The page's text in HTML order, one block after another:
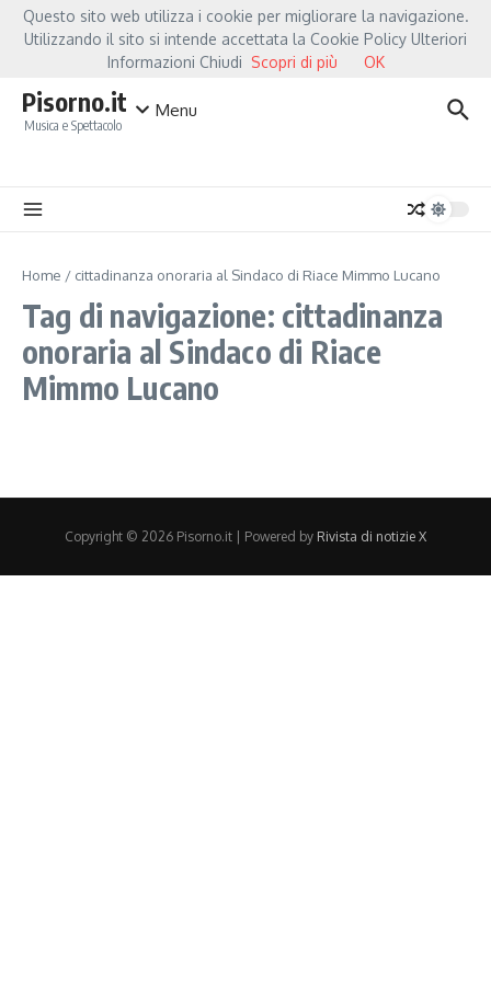
Salta al contenuto
Hot NewsFiorella Mannoia, a Capannori nasce “Anime Salve”: la data zero è
Pisorno.it
Musica e Spettacolo
Menu
Home / cittadinanza onoraria al Sindaco di Riace Mimmo Lucano
Tag di navigazione: cittadinanza
onoraria al Sindaco di Riace
Mimmo Lucano
Copyright © 2026 Pisorno.it | Powered by Rivista di notizie X
Questo sito web utilizza i cookie per migliorare la navigazione.
Utilizzando il sito si intende accettata la Cookie Policy Ulteriori
Informazioni Chiudi Scopri di più OK